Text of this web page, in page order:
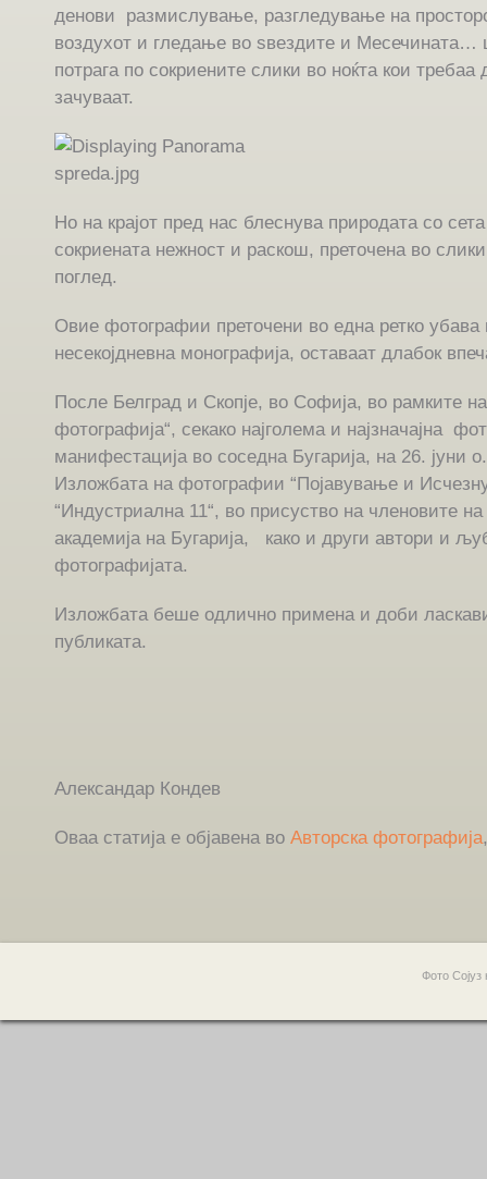
денови размислување, разгледување на
воздухот и гледање во ѕвездите и Месечината…
потрага по сокриените слики во ноќта кои требаа
зачуваат.
Но на крајот пред нас блеснува природата со
сокриената нежност и раскош, преточена во
поглед.
Овие фотографии преточени во една ретко
несекојдневна монографија, оставаат длабок
После Белград и Скопје, во Софија, во рамките
фотографија“, секако најголема и најзначајна
манифестација во соседна Бугарија, на 26. јуни
Изложбата на фотографии “Појавување и
“Индустриална 11“, во присуство на членовите
академија на Бугарија, како и други автори и
фотографијата.
Изложбата беше одлично примена и доби
публиката.
Александар Кондев
Оваа статија е објавена во Авторска фотографија
Фото Сојуз